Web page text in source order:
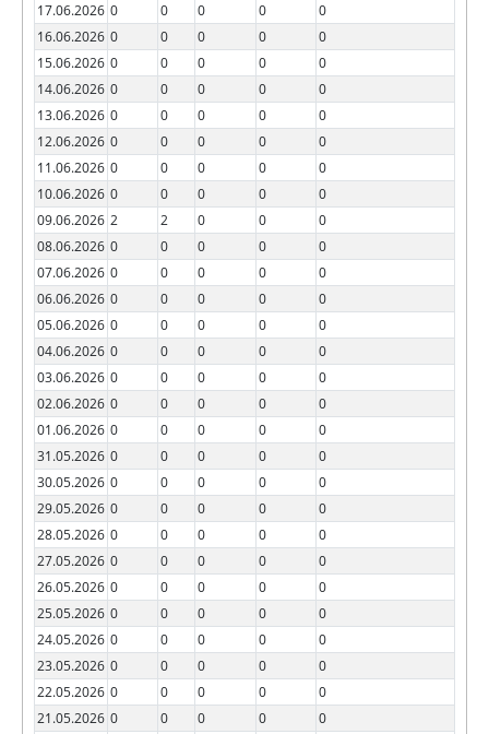
17.06.2026 0 0 0 0
0
16.06.2026 0 0 0 0
0
15.06.2026 0 0 0 0
0
14.06.2026 0 0 0 0
0
13.06.2026 0 0 0 0
0
12.06.2026 0 0 0 0
0
11.06.2026 0 0 0 0
0
10.06.2026 0 0 0 0
0
09.06.2026 2 2 0 0
0
08.06.2026 0 0 0 0
0
07.06.2026 0 0 0 0
0
06.06.2026 0 0 0 0
0
05.06.2026 0 0 0 0
0
04.06.2026 0 0 0 0
0
03.06.2026 0 0 0 0
0
02.06.2026 0 0 0 0
0
01.06.2026 0 0 0 0
0
31.05.2026 0 0 0 0
0
30.05.2026 0 0 0 0
0
29.05.2026 0 0 0 0
0
28.05.2026 0 0 0 0
0
27.05.2026 0 0 0 0
0
26.05.2026 0 0 0 0
0
25.05.2026 0 0 0 0
0
24.05.2026 0 0 0 0
0
23.05.2026 0 0 0 0
0
22.05.2026 0 0 0 0
0
21.05.2026 0 0 0 0
0